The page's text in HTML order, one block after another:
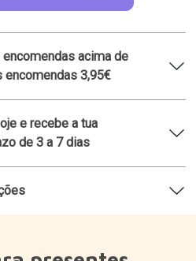
acima de
encomendas 3,95€
e recebe a tua
de 3 a 7 dias